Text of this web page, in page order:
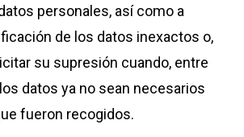
personales, así como a
de los datos inexactos o,
su supresión cuando, entre
datos ya no sean necesarios
fueron recogidos.